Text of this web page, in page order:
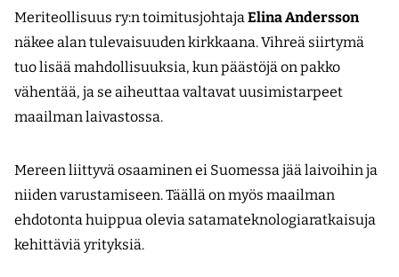
Meriteollisuus ry:n toimitusjohtajaElina Andersson
näkee alan tulevaisuuden kirkkaana. Vihreä siirtymä
tuo lisää mahdollisuuksia, kun päästöjä on pakko
vähentää, ja se aiheuttaa valtavat uusimistarpeet
maailman laivastossa.
Mereen liittyvä osaaminen ei Suomessa jää laivoihin ja
niiden varustamiseen. Täällä on myös maailman
ehdotonta huippua olevia satamateknologiaratkaisuja
kehittäviä yrityksiä.